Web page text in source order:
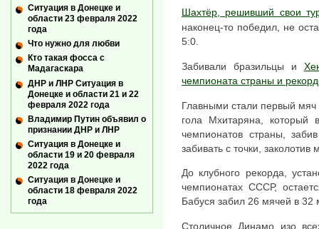
Шахтёр, решивший свои
наконец-то победил, не
5:0.
Забивали бразильцы и
чемпионата страны и
Главными стали первый
гола Мхитаряна, который
чемпионатов страны,
забивать с точки,
До клубного рекорда,
чемпионатах СССР,
Бабуся забил 26 мячей в 32
Столичное Динамо изо
Ситуация в Донецке и
области 23 февраля 2022
года
Что нужно для любви
Кто такая фосса с
Мадагаскара
ДНР и ЛНР Ситуация в
Донецке и области 21 и 22
февраля 2022 года
Владимир Путин объявил о
признании ДНР и ЛНР
Ситуация в Донецке и
области 19 и 20 февраля
2022 года
Ситуация в Донецке и
области 18 февраля 2022
года